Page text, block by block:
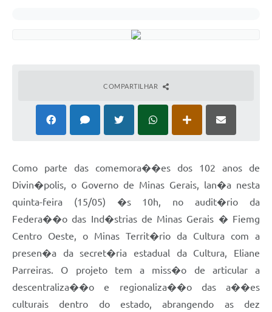
COMPARTILHAR
Como parte das comemora��es dos 102 anos de
Divin�polis, o Governo de Minas Gerais, lan�a nesta
quinta-feira (15/05) �s 10h, no audit�rio da
Federa��o das Ind�strias de Minas Gerais � Fiemg
Centro Oeste, o Minas Territ�rio da Cultura com a
presen�a da secret�ria estadual da Cultura, Eliane
Parreiras. O projeto tem a miss�o de articular a
descentraliza��o e regionaliza��o das a��es
culturais dentro do estado, abrangendo as dez